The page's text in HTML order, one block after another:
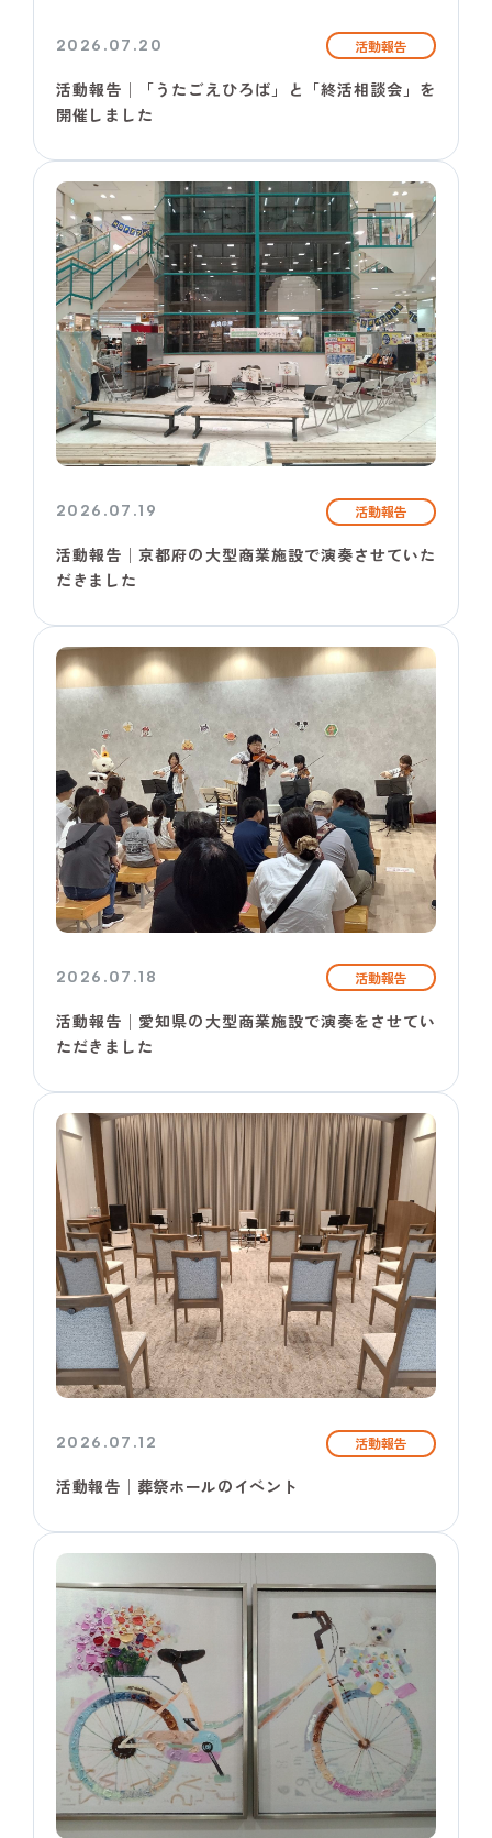
2026.07.20 活動報告
活動報告│「うたごえひろば」と「終活相談会」を
開催しました
2026.07.19 活動報告
活動報告│京都府の大型商業施設で演奏させていた
だきました
2026.07.18 活動報告
活動報告│愛知県の大型商業施設で演奏をさせてい
ただきました
2026.07.12 活動報告
活動報告│葬祭ホールのイベント